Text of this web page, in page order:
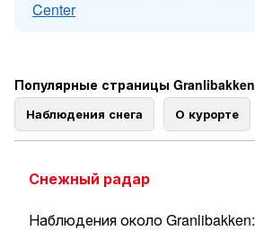
Center
Популярные страницы Granlibakken
Наблюдения снега О курорте
Снежный радар
Наблюдения около Granlibakken: